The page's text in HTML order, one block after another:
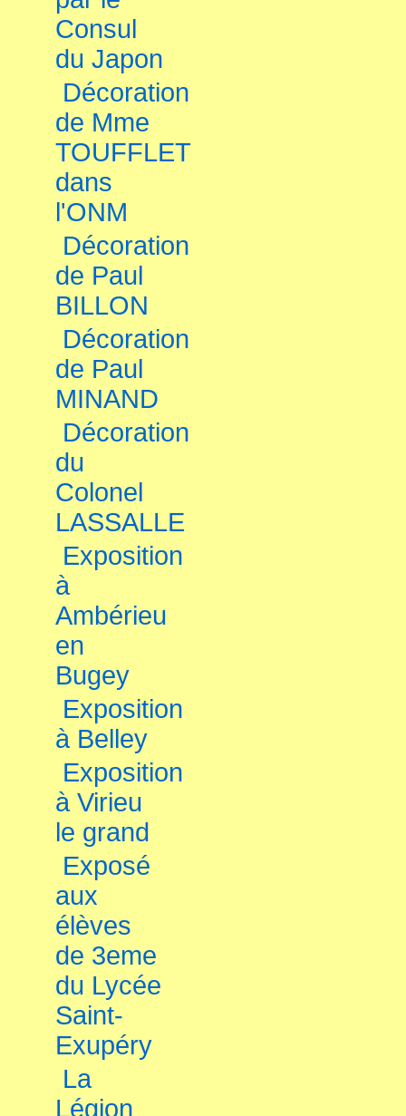
Consul
du Japon
Décoration
de Mme
TOUFFLET
dans
l'ONM
Décoration
de Paul
BILLON
Décoration
de Paul
MINAND
Décoration
du
Colonel
LASSALLE
Exposition
à
Ambérieu
en
Bugey
Exposition
à Belley
Exposition
à Virieu
le grand
Exposé
aux
élèves
de 3eme
du Lycée
Saint-
Exupéry
La
Légion